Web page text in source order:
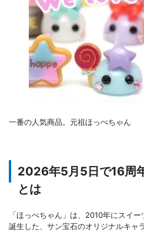
一番の人気商品。元祖ほっぺちゃん
2026年5月5日で16周
とは
「ほっぺちゃん」は、2010年にスイ
誕生した、サン宝石のオリジナルキャ